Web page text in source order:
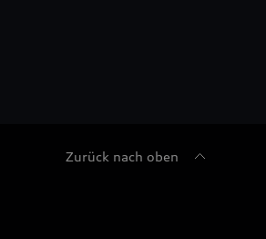
Zurück nach oben